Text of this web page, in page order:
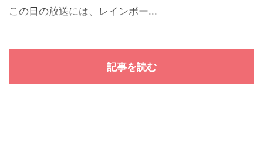
この日の放送には、レインボー...
記事を読む